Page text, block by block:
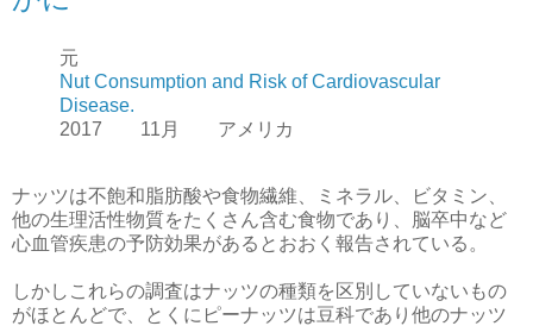
元
Nut Consumption and Risk of Cardiovascular
Disease.
2017 11月 アメリカ
ナッツは不飽和脂肪酸や食物繊維、ミネラル、ビタミン、
他の生理活性物質をたくさん含む食物であり、脳卒中など
心血管疾患の予防効果があるとおおく報告されている。
しかしこれらの調査はナッツの種類を区別していないもの
がほとんどで、とくにピーナッツは豆科であり他のナッツ